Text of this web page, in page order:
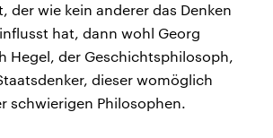
der wie kein anderer das Denken
hat, dann wohl Georg
Hegel, der Geschichtsphilosoph,
dieser womöglich
schwierigen Philosophen.